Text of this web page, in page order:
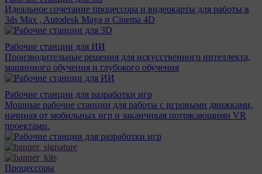
Идеальное сочетание процессора и видеокарты для работы в
3ds Max , Autodesk Maya и Cinema 4D
Рабочие станции для ИИ
Производительные решения для искусственного интеллекта,
машинного обучения и глубокого обучения
Рабочие станции для разработки игр
Мощные рабочие станции для работы с игровыми движками,
начиная от мобильных игр и заканчивая потрясающими VR
проектами.
Процессоры